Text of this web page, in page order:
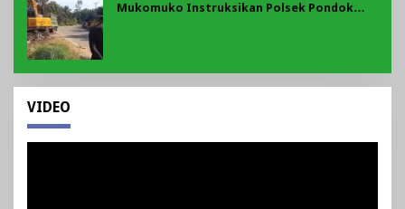
Mukomuko Instruksikan Polsek Pondok
VIDEO